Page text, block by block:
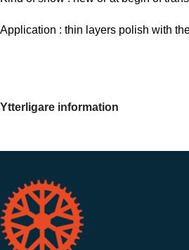
Application : thin layers polish with
Ytterligare information